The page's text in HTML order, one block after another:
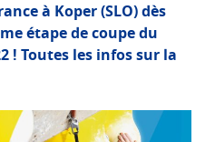
à Koper (SLO) dès
étape de coupe du
! Toutes les infos sur la